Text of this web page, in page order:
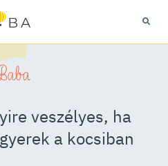
veszélyes, ha
a kocsiban